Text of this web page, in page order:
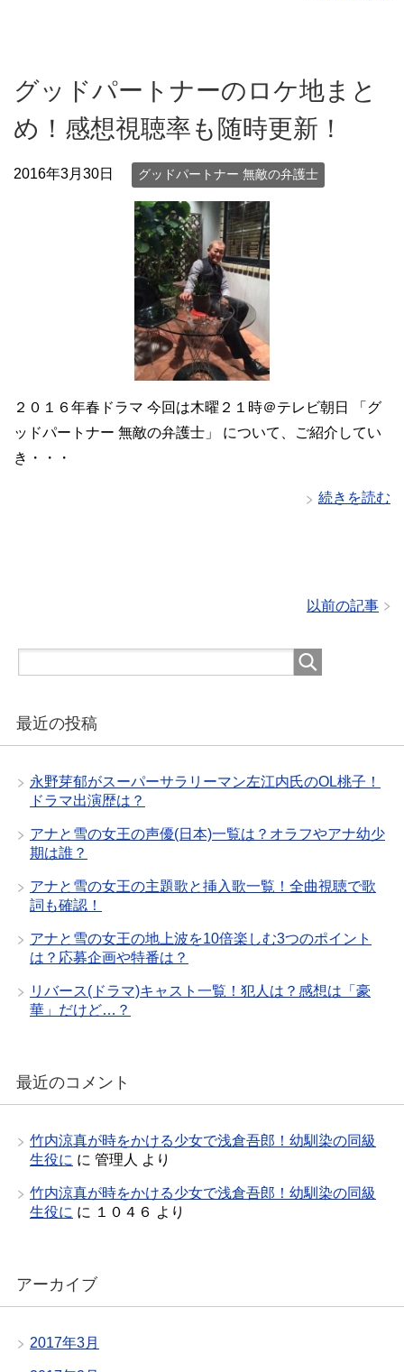
グッドパートナーのロケ地まと
め！感想視聴率も随時更新！
2016年3月30日 グッドパートナー 無敵の弁護士
２０１６年春ドラマ 今回は木曜２１時＠テレビ朝日 「グ
ッドパートナー 無敵の弁護士」 について、ご紹介してい
き・・・
続きを読む
以前の記事
最近の投稿
永野芽郁がスーパーサラリーマン左江内氏のOL桃子！
ドラマ出演歴は？
アナと雪の女王の声優(日本)一覧は？オラフやアナ幼少
期は誰？
アナと雪の女王の主題歌と挿入歌一覧！全曲視聴で歌
詞も確認！
アナと雪の女王の地上波を10倍楽しむ3つのポイント
は？応募企画や特番は？
リバース(ドラマ)キャスト一覧！犯人は？感想は「豪
華」だけど…？
最近のコメント
竹内涼真が時をかける少女で浅倉吾郎！幼馴染の同級
生役に に 管理人 より
竹内涼真が時をかける少女で浅倉吾郎！幼馴染の同級
生役に に １０４６ より
アーカイブ
2017年3月